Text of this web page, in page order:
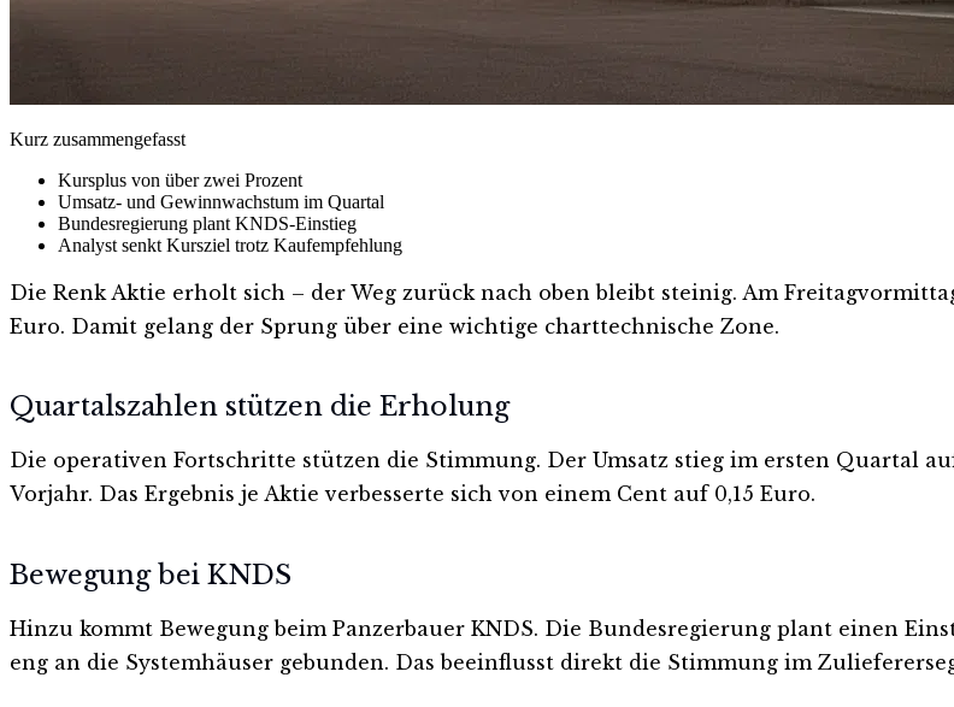
Kurz zusammengefasst
Kursplus von über zwei Prozent
Umsatz- und Gewinnwachstum im Quartal
Bundesregierung plant KNDS-Einstieg
Analyst senkt Kursziel trotz Kaufempfehlung
Die Renk Aktie erholt sich – der Weg zurück nach oben bleibt steinig. Am
Euro. Damit gelang der Sprung über eine wichtige charttechnische Zone.
Quartalszahlen stützen die Erholung
Die operativen Fortschritte stützen die Stimmung. Der Umsatz stieg im ersten Quartal
Vorjahr. Das Ergebnis je Aktie verbesserte sich von einem Cent auf 0,15 Euro.
Bewegung bei KNDS
Hinzu kommt Bewegung beim Panzerbauer KNDS. Die Bundesregierung plant einen
eng an die Systemhäuser gebunden. Das beeinflusst direkt die Stimmung im